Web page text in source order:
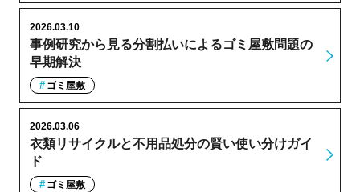
事例研究から見る分割払いによるゴミ屋敷問題の
早期解決
2026.03.10
ゴミ屋敷
衣類リサイクルと不用品処分の賢い使い分けガイ
ド
2026.03.06
ゴミ屋敷